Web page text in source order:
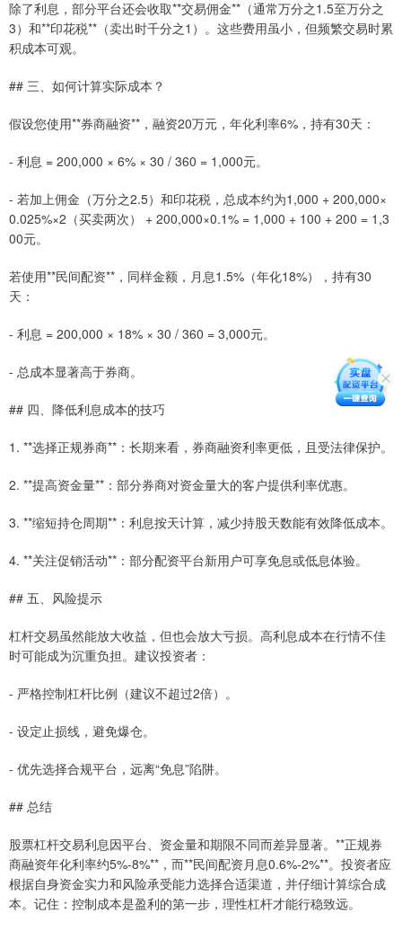
除了利息，部分平台还会收取**交易佣金**（通常万分之1.5至万分之
3）和**印花税**（卖出时千分之1）。这些费用虽小，但频繁交易时累
积成本可观。
## 三、如何计算实际成本？
假设您使用**券商融资**，融资20万元，年化利率6%，持有30天：
- 利息 = 200,000 × 6% × 30 / 360 = 1,000元。
- 若加上佣金（万分之2.5）和印花税，总成本约为1,000 + 200,000×
0.025%×2（买卖两次） + 200,000×0.1% = 1,000 + 100 + 200 = 1,3
00元。
若使用**民间配资**，同样金额，月息1.5%（年化18%），持有30
天：
- 利息 = 200,000 × 18% × 30 / 360 = 3,000元。
- 总成本显著高于券商。
## 四、降低利息成本的技巧
1. **选择正规券商**：长期来看，券商融资利率更低，且受法律保护。
2. **提高资金量**：部分券商对资金量大的客户提供利率优惠。
3. **缩短持仓周期**：利息按天计算，减少持股天数能有效降低成本。
4. **关注促销活动**：部分配资平台新用户可享免息或低息体验。
## 五、风险提示
杠杆交易虽然能放大收益，但也会放大亏损。高利息成本在行情不佳
时可能成为沉重负担。建议投资者：
- 严格控制杠杆比例（建议不超过2倍）。
- 设定止损线，避免爆仓。
- 优先选择合规平台，远离“免息”陷阱。
## 总结
股票杠杆交易利息因平台、资金量和期限不同而差异显著。**正规券
商融资年化利率约5%-8%**，而**民间配资月息0.6%-2%**。投资者应
根据自身资金实力和风险承受能力选择合适渠道，并仔细计算综合成
本。记住：控制成本是盈利的第一步，理性杠杆才能行稳致远。